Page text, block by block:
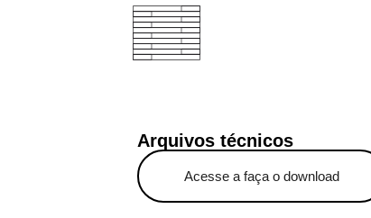
Arquivos técnicos
Acesse a faça o download